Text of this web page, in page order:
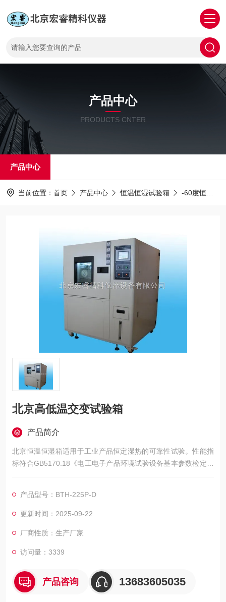
产品中心
PRODUCTS CNTER
产品中心
当前位置： 首页 产品中心 恒温恒湿试验箱 -60度恒温恒湿试验箱
北京高低温交变试验箱
产品简介
北京恒温恒湿箱适用于工业产品恒定湿热的可靠性试验。性能指
标符合GB5170.18《电工电子产品环境试验设备基本参数检定方
法》的要求。
件及材料在高低温湿热环境下贮存、运输、使用时的适应性试
验。本产品符合GB10592.89、GB2423.22.87标准
产品型号：BTH-225P-D
更新时间：2025-09-22
厂商性质：生产厂家
访问量：3339
产品咨询 13683605035